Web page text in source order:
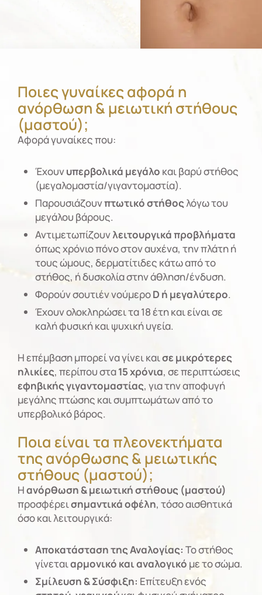
Ποιες γυναίκες αφορά η
ανόρθωση & μειωτική στήθους
(μαστού);
Αφορά γυναίκες που:
Έχουνυπερβολικά μεγάλο και βαρύ στήθος
(μεγαλομαστία/γιγαντομαστία).
Παρουσιάζουνπτωτικό στήθος λόγω του
μεγάλου βάρους.
Αντιμετωπίζουνλειτουργικά προβλήματα
όπως χρόνιο πόνο στον αυχένα, την πλάτη ή
τους ώμους, δερματίτιδες κάτω από το
στήθος, ή δυσκολία στην άθληση/ένδυση.
Φορούν σουτιέν νούμεροD ή μεγαλύτερο.
Έχουν ολοκληρώσει τα 18 έτη και είναι σε
καλή φυσική και ψυχική υγεία.
Η επέμβαση μπορεί να γίνει καισε μικρότερες
ηλικίες, περίπου στα15 χρόνια, σε περιπτώσεις
εφηβικής γιγαντομαστίας, για την αποφυγή
μεγάλης πτώσης και συμπτωμάτων από το
υπερβολικό βάρος.
Ποια είναι τα πλεονεκτήματα
της ανόρθωσης & μειωτικής
στήθους (μαστού);
Ηανόρθωση & μειωτική στήθους (μαστού)
προσφέρεισημαντικά οφέλη, τόσο αισθητικά
όσο και λειτουργικά:
Αποκατάσταση της Αναλογίας: Το στήθος
γίνεταιαρμονικό και αναλογικό με το σώμα.
Σμίλευση & Σύσφιξη: Επίτευξη ενός